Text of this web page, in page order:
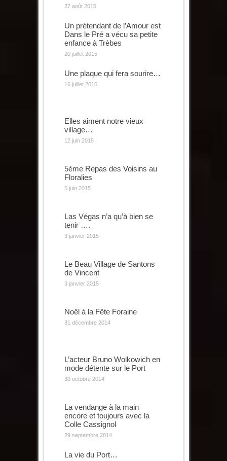
27 août 2015
Un prétendant de l’Amour est
Dans le Pré a vécu sa petite
enfance à Trèbes
20 juillet 2015
Une plaque qui fera sourire…
16 juillet 2015
Elles aiment notre vieux
village…
12 juin 2015
5ème Repas des Voisins au
Floralies
5 juin 2015
Las Végas n’a qu’à bien se
tenir ….
3 janvier 2015
Le Beau Village de Santons
de Vincent
3 janvier 2015
Noël à la Fête Foraine
31 décembre 2014
L’acteur Bruno Wolkowich en
mode détente sur le Port
30 octobre 2014
La vendange à la main
encore et toujours avec la
Colle Cassignol
29 septembre 2014
La vie du Port…